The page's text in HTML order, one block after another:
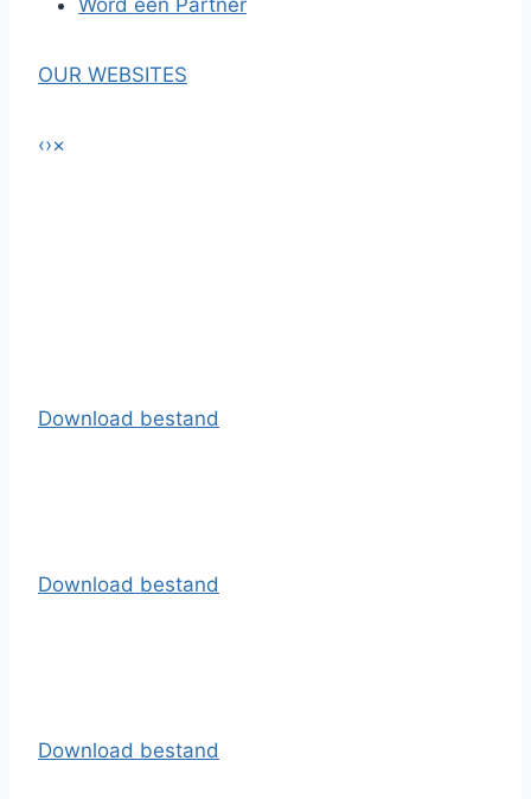
Word een Partner
OUR WEBSITES
‹›×
Download bestand
Download bestand
Download bestand